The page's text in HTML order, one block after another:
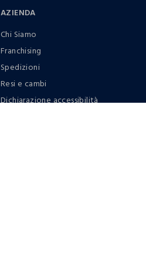
AZIENDA
Chi Siamo
Franchising
Spedizioni
Resi e cambi
Dichiarazione accessibilità